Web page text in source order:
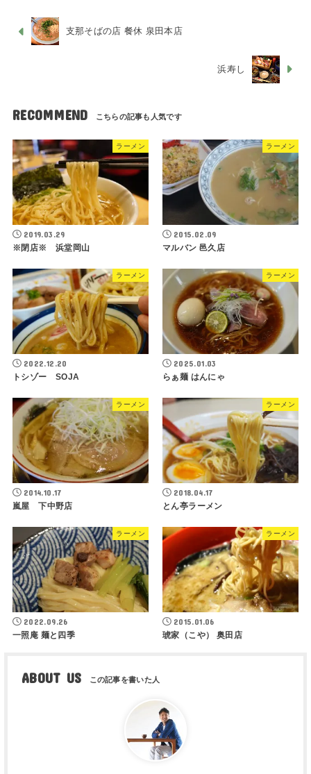
支那そばの店 餐休 泉田本店
浜寿し
RECOMMEND
ラーメン
2019.03.29
※閉店※ 浜堂岡山
ラーメン
2015.02.09
マルバン 邑久店
ラーメン
2022.12.20
トシゾー SOJA
ラーメン
2025.01.03
らぁ麺 はんにゃ
ラーメン
2014.10.17
嵐屋 下中野店
ラーメン
2018.04.17
とん亭ラーメン
ラーメン
2022.09.26
一照庵 麺と四季
ラーメン
2015.01.06
琥家（こや） 奥田店
ABOUT US